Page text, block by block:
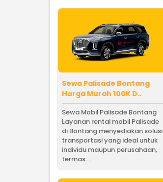
Sewa Palisade Bontang
Harga Murah 100K D..
Sewa Mobil Palisade Bontang
Layanan rental mobil Palisade
di Bontang menyediakan solusi
transportasi yang ideal untuk
individu maupun perusahaan,
termas ...